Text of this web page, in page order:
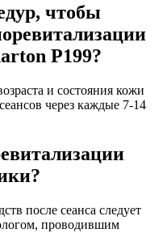
чтобы
P199?
и состояния кожи
через каждые 7-14
после сеанса следует
проводившим